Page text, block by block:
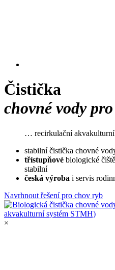
Čistička
chovné vody
… recirkulační
stabilní čistička chovné
třístupňové biologické
stabilní
česká výroba i servis
Navrhnout řešení pro chov ryb
×